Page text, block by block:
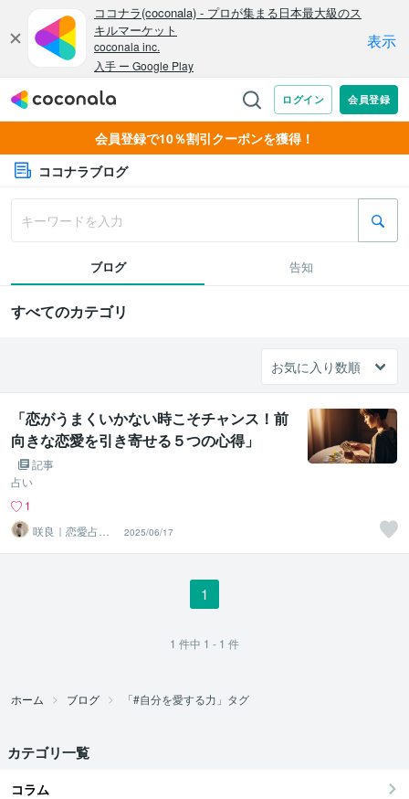
会員登録で10％割引クーポンを獲得！
ココナラブログ
ブログ 告知
すべてのカテゴリ
「恋がうまくいかない時こそチャンス！前
向きな恋愛を引き寄せる５つの心得」
記事
占い
1
咲良｜恋愛占い
心導師
2025/06/17
1
1 件中 1 - 1 件
ホーム ブログ 「#自分を愛する力」タグ
カテゴリ一覧
コラム